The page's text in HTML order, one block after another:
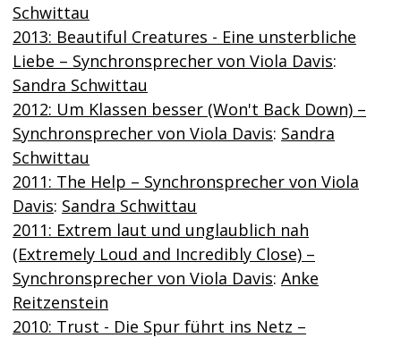
Schwittau
2013: Beautiful Creatures - Eine unsterbliche
Liebe – Synchronsprecher von Viola Davis:
Sandra Schwittau
2012: Um Klassen besser (Won't Back Down) –
Synchronsprecher von Viola Davis: Sandra
Schwittau
2011: The Help – Synchronsprecher von Viola
Davis: Sandra Schwittau
2011: Extrem laut und unglaublich nah
(Extremely Loud and Incredibly Close) –
Synchronsprecher von Viola Davis:Anke
Reitzenstein
2010: Trust - Die Spur führt ins Netz –